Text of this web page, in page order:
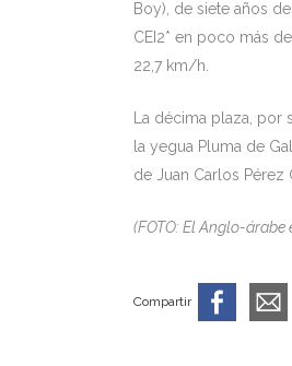
Boy), de siete años
CEI2* en poco más
22,7 km/h.
La décima plaza,
la yegua Pluma de
de Juan Carlos
(FOTO: El Anglo-árabe
Compartir